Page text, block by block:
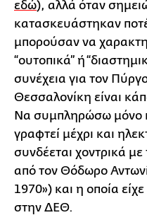
εδώ), αλλά όταν
κατασκευάστηκαν
μπορούσαν να
“ουτοπικά” ή
συνέχεια για τον
Θεσσαλονίκη είναι
Να συμπληρώσω μόνο
γραφτεί μέχρι και
συνδέεται χοντρικά
από τον Θόδωρο
1970») και η οποία
στην ΔΕΘ.